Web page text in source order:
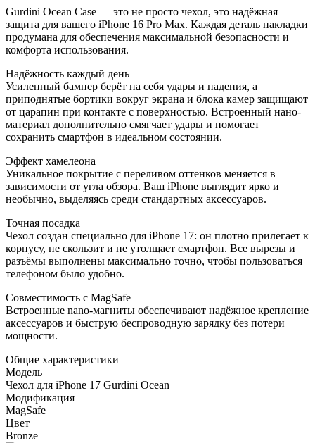
Gurdini Ocean Case — это не просто чехол, это надёжная
защита для вашего iPhone 16 Pro Max. Каждая деталь накладки
продумана для обеспечения максимальной безопасности и
комфорта использования.
Надёжность каждый день
Усиленный бампер берёт на себя удары и падения, а
приподнятые бортики вокруг экрана и блока камер защищают
от царапин при контакте с поверхностью. Встроенный нано-
материал дополнительно смягчает удары и помогает
сохранить смартфон в идеальном состоянии.
Эффект хамелеона
Уникальное покрытие с переливом оттенков меняется в
зависимости от угла обзора. Ваш iPhone выглядит ярко и
необычно, выделяясь среди стандартных аксессуаров.
Точная посадка
Чехол создан специально для iPhone 17: он плотно прилегает к
корпусу, не скользит и не утолщает смартфон. Все вырезы и
разъёмы выполнены максимально точно, чтобы пользоваться
телефоном было удобно.
Совместимость с MagSafe
Встроенные nano-магниты обеспечивают надёжное крепление
аксессуаров и быструю беспроводную зарядку без потери
мощности.
Общие характеристики
Модель
Чехол для iPhone 17 Gurdini Ocean
Модификация
MagSafe
Цвет
Bronze